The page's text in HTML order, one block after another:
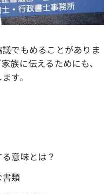
でもめることがありま
族に伝えるためにも、
す。
意味とは？
書類